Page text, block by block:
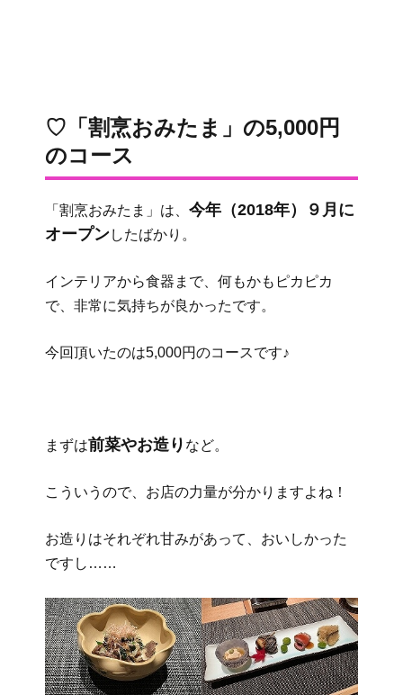
♡「割烹おみたま」の5,000円
のコース
「割烹おみたま」は、 今年（2018年）９月に
オープンしたばかり。
インテリアから食器まで、何もかもピカピカ
で、非常に気持ちが良かったです。
今回頂いたのは5,000円のコースです♪
まずは前菜やお造り など。
こういうので、お店の力量が分かりますよね！
お造りはそれぞれ甘みがあって、おいしかった
ですし……